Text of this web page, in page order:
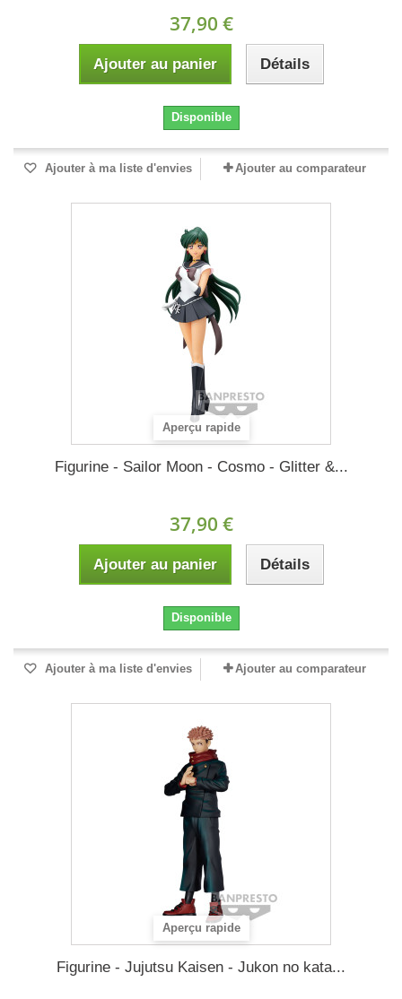
37,90 €
Ajouter au panier Détails
Disponible
Ajouter à ma liste d'envies Ajouter au comparateur
Aperçu rapide
Figurine - Sailor Moon - Cosmo - Glitter &...
37,90 €
Ajouter au panier Détails
Disponible
Ajouter à ma liste d'envies Ajouter au comparateur
Aperçu rapide
Figurine - Jujutsu Kaisen - Jukon no kata...